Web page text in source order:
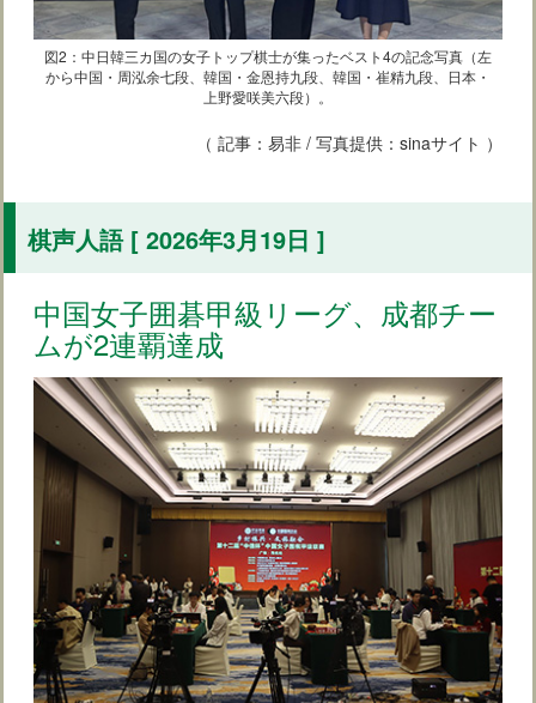
図2：中日韓三カ国の女子トップ棋士が集ったベスト4の記念写真（左
から中国・周泓余七段、韓国・金恩持九段、韓国・崔精九段、日本・
上野愛咲美六段）。
（ 記事：易非 / 写真提供：sinaサイト ）
棋声人語 [ 2026年3月19日 ]
中国女子囲碁甲級リーグ、成都チー
ムが2連覇達成